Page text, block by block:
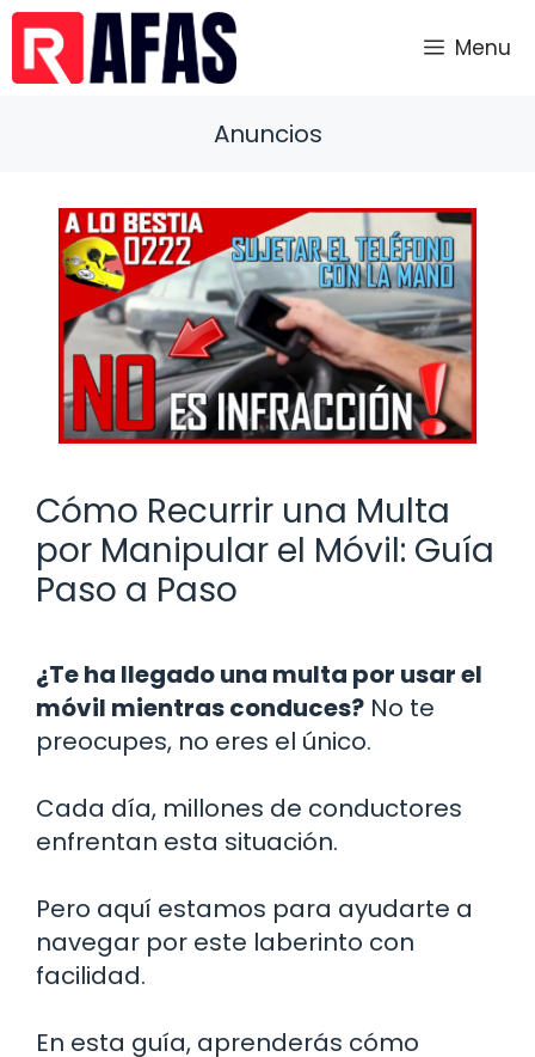
Saltar
contenido
Menu
Anuncios
Cómo Recurrir una Multa
por Manipular el Móvil: Guía
Paso a Paso
¿Te ha llegado una multa por usar el
móvil mientras conduces? No te
preocupes, no eres el único.
Cada día, millones de conductores
enfrentan esta situación.
Pero aquí estamos para ayudarte a
navegar por este laberinto con
facilidad.
En esta guía, aprenderás cómo